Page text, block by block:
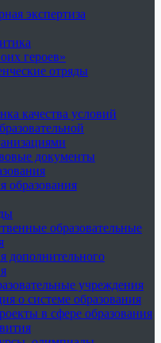
экспертиза
героев»
отряды
качества условий
документы
образования
образовательные
дополнительного
учреждения
о системе образования
в сфере образования